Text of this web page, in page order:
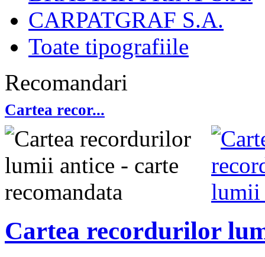
CARPATGRAF S.A.
Toate tipografiile
Recomandari
Cartea recor...
Cartea recordurilor